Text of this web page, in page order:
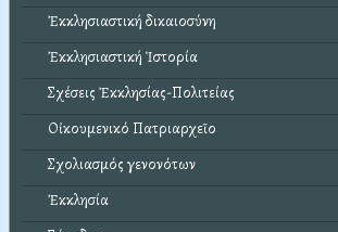
Ἐκκλησιαστική δικαιοσύνη
Ἐκκλησιαστική Ἱστορία
Σχέσεις Ἐκκλησίας-Πολιτείας
Οἰκουμενικό Πατριαρχεῖο
Σχολιασμός γενονότων
Ἐκκλησία